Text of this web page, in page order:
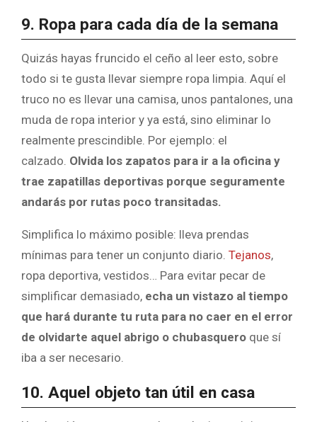
9. Ropa para cada día de la semana
Quizás hayas fruncido el ceño al leer esto, sobre
todo si te gusta llevar siempre ropa limpia. Aquí el
truco no es llevar una camisa, unos pantalones, una
muda de ropa interior y ya está, sino eliminar lo
realmente prescindible. Por ejemplo: el
calzado. Olvida los zapatos para ir a la oficina y
trae zapatillas deportivas porque seguramente
andarás por rutas poco transitadas.
Simplifica lo máximo posible: lleva prendas
mínimas para tener un conjunto diario. Tejanos,
ropa deportiva, vestidos… Para evitar pecar de
simplificar demasiado, echa un vistazo al tiempo
que hará durante tu ruta para no caer en el error
de olvidarte aquel abrigo o chubasquero que sí
iba a ser necesario.
10. Aquel objeto tan útil en casa